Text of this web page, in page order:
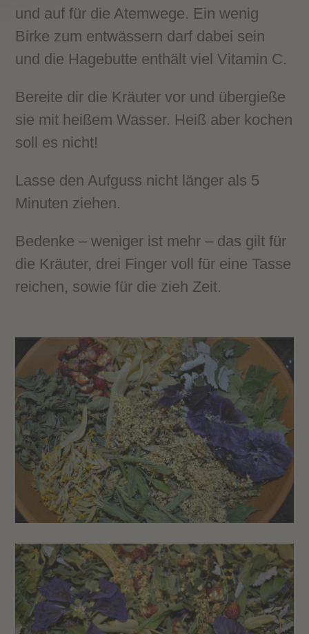
und auf für die Atemwege. Ein wenig
Birke zum entwässern darf dabei sein
und die Hagebutte enthält viel Vitamin C.
Bereite dir die Kräuter vor und übergieße
sie mit heißem Wasser. Heiß aber kochen
soll es nicht!
Lasse den Aufguss nicht länger als 5
Minuten ziehen.
Bedenke – weniger ist mehr – das gilt für
die Kräuter, drei Finger voll für eine Tasse
reichen, sowie für die zieh Zeit.